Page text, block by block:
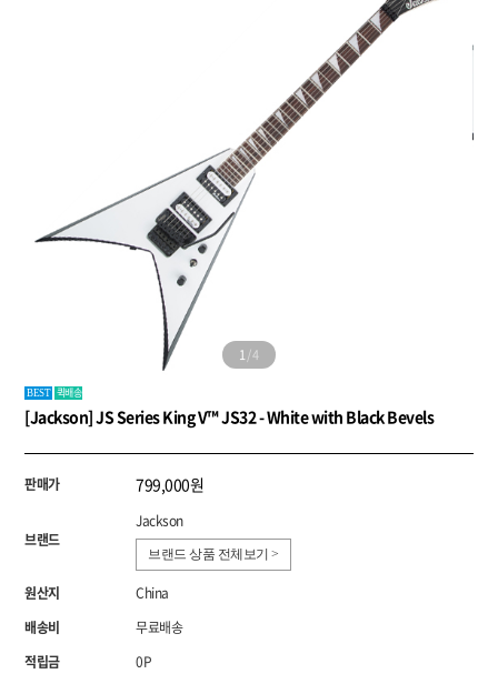
1/4
BEST 퀵배송
[Jackson] JS Series King V™ JS32 - White with Black Bevels
판매가 799,000원
브랜드
Jackson
브랜드 상품 전체보기 >
원산지
China
배송비
무료배송
적립금
0P